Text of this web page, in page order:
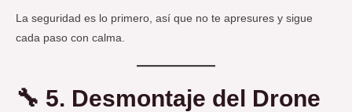
La seguridad es lo primero, así que no te apresures y sigue
cada paso con calma.
🔧 5. Desmontaje del Drone